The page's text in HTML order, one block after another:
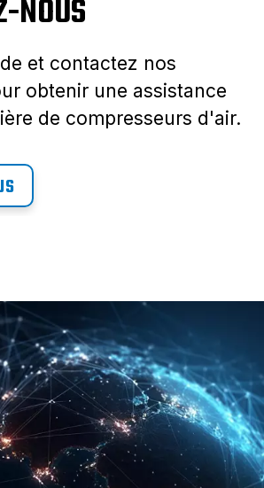
NOUS
et contactez nos
obtenir une assistance
de compresseurs d'air.